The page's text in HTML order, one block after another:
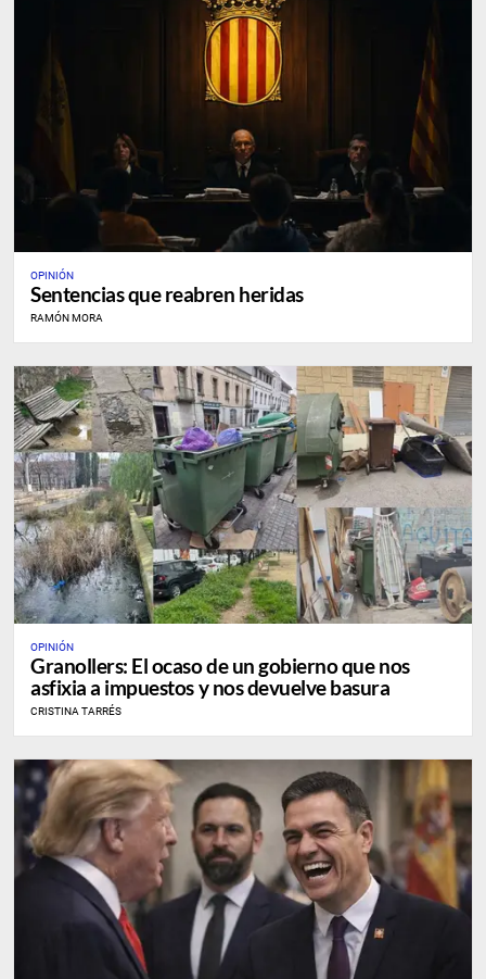
OPINIÓN
Sentencias que reabren heridas
RAMÓN MORA
OPINIÓN
Granollers: El ocaso de un gobierno que nos
asfixia a impuestos y nos devuelve basura
CRISTINA TARRÉS